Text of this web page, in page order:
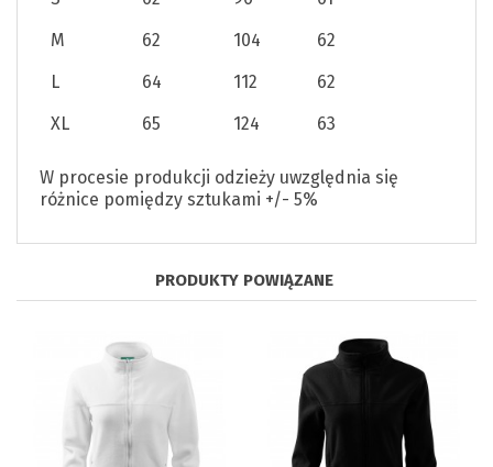
M
62 104
62
L
64 112
62
XL
65 124 63
W procesie produkcji odzieży uwzględnia się
różnice pomiędzy sztukami +/- 5%
PRODUKTY POWIĄZANE